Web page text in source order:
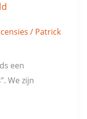
/ Patrick
een
We zijn